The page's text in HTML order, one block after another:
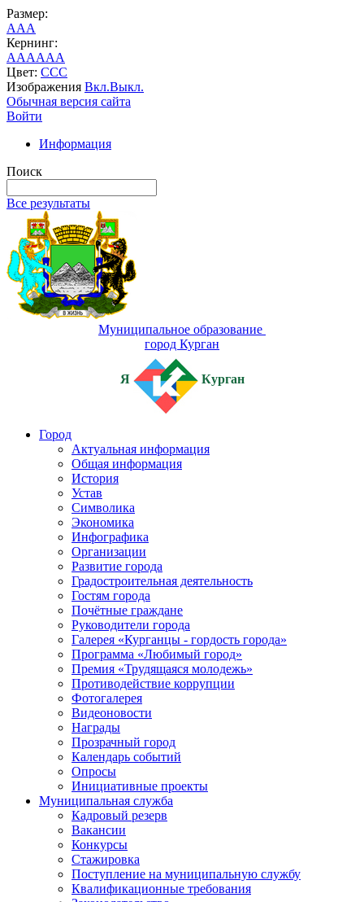
Размер:
AAA
Кернинг:
AAAAAA
Цвет: CCC
Изображения Вкл.Выкл.
Обычная версия сайта
Войти
Информация
Поиск
Все результаты
Муниципальное образование
город Курган
Я Курган
Город
Актуальная информация
Общая информация
История
Устав
Символика
Экономика
Инфографика
Организации
Развитие города
Градостроительная деятельность
Гостям города
Почётные граждане
Руководители города
Галерея «Курганцы - гордость города»
Программа «Любимый город»
Премия «Трудящаяся молодежь»
Противодействие коррупции
Фотогалерея
Видеоновости
Награды
Прозрачный город
Календарь событий
Опросы
Инициативные проекты
Муниципальная служба
Кадровый резерв
Вакансии
Конкурсы
Стажировка
Поступление на муниципальную службу
Квалификационные требования